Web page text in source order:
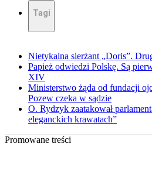
Tagi
Nietykalna sierżant „Doris”.
Papież odwiedzi Polskę. Są
XIV
Ministerstwo żąda od fundacji
Pozew czeka w sądzie
O. Rydzyk zaatakował
eleganckich krawatach”
Promowane treści